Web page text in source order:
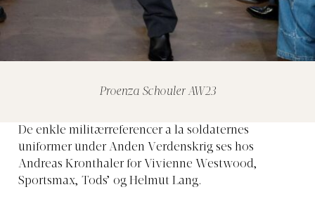
Proenza Schouler AW23
De enkle militærreferencer a la soldaternes
uniformer under Anden Verdenskrig ses hos
Andreas Kronthaler for Vivienne Westwood,
Sportsmax, Tods’ og Helmut Lang.